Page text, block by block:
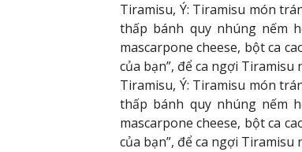
Tiramisu, Ý: Tiramisu món
thấp bánh quy nhúng nếm
mascarpone cheese, bột ca
của bạn”, để ca ngợi Tiramisu
Tiramisu, Ý: Tiramisu món
thấp bánh quy nhúng nếm
mascarpone cheese, bột ca
của bạn”, để ca ngợi Tiramisu